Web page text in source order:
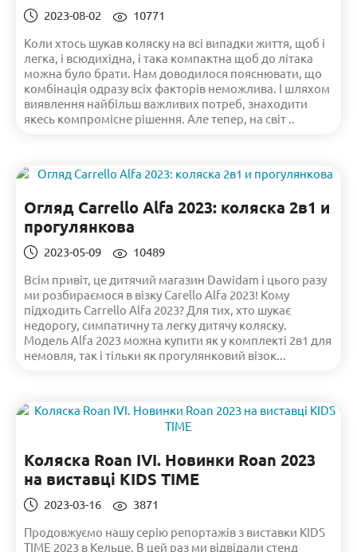
2023-08-02
10771
Коли хтось шукав коляску на всі випадки життя, щоб і
легка, і всюдихідна, і така компактна щоб до літака
можна було брати. Нам доводилося пояснювати, що
комбінація одразу всіх факторів неможлива. І шляхом
виявлення найбільш важливих потреб, знаходити
якесь компромісне рішення. Але тепер, на світ ..
Огляд Carrello Alfa 2023: коляска 2в1 и
прогулянкова
2023-05-09
10489
Всім привіт, це дитячий магазин Dawidam і цього разу
ми розбираємося в візку Carello Alfa 2023! Кому
підходить Carrello Alfa 2023? Для тих, хто шукає
недорогу, симпатичну та легку дитячу коляску.
Модель Alfa 2023 можна купити як у комплекті 2в1 для
немовля, так і тільки як прогулянковий візок...
Коляска Roan IVI. Новинки Roan 2023
на виставці KIDS TIME
2023-03-16
3871
Продовжуємо нашу серію репортажів з виставки KIDS
TIME 2023 в Кельце. В цей раз ми відвідали стенд